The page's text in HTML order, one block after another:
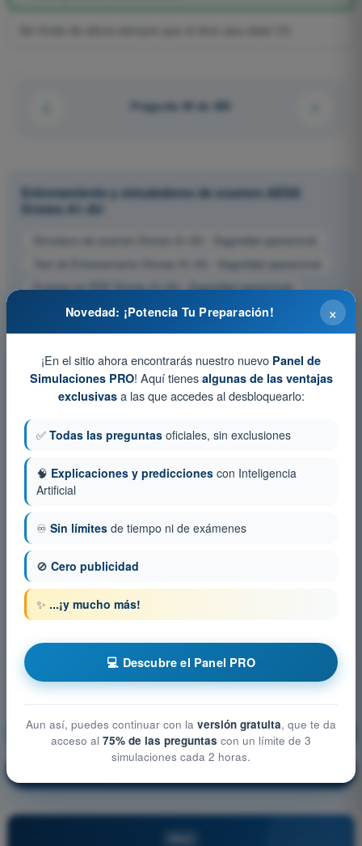
Pregunta 49 de 485
Entrenamiento y simuladores de examen AESA
Drones A1-A3
Simulacro de examen Drones A1-A3 - Seguridad operacional
Test de Entrenamiento Drones A1-A3 - Seguridad operacional
Examen en PDF Drones A1-A3 - Seguridad operacional
Seguridad operacional ¡Entrenamiento!
×
Novedad: ¡Potencia Tu Preparación!
¡En el sitio ahora encontrarás nuestro nuevo Panel de
Simulaciones PRO! Aquí tienes algunas de las ventajas
exclusivasa las que accedes al desbloquearlo:
✅ Todas las preguntas oficiales, sin exclusiones
🧠 Explicaciones y predicciones con Inteligencia
Artificial
♾️ Sin límites de tiempo ni de exámenes
🚫 Cero publicidad
✨ ...¡y mucho más!
💻 Descubre el Panel PRO
Aun así, puedes continuar con la versión gratuita, que te da
acceso al 75% de las preguntas con un límite de 3
simulaciones cada 2 horas.